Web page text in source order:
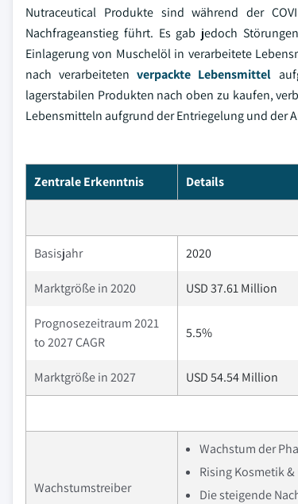
Nutraceutical Produkte sind während der
Nachfrageanstieg führt. Es gab jedoch
Einlagerung von Muschelöl in verarbeitete
nach verarbeitetenverpackte Lebensmittel
lagerstabilen Produkten nach oben zu kaufen,
Lebensmitteln aufgrund der Entriegelung und der
Zentrale Erkenntnis Details
Basisjahr 2020
Marktgröße in 2020 USD 37.61 Million
Prognosezeitraum 2021
to 2027 CAGR
5.5%
Marktgröße in 2027 USD 54.54 Million
Wachstumstreiber
Wachstum der
Rising Kosmetik
Die steigende